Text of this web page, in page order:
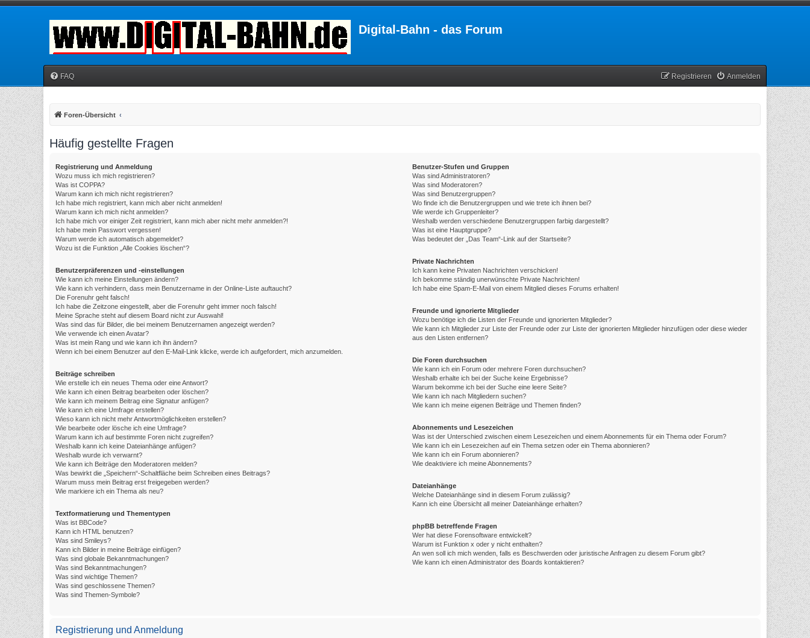
Digital-Bahn - das Forum
FAQ Anmelden
Registrieren
Foren-Übersicht
Häufig gestellte Fragen
Registrierung und Anmeldung
Wozu muss ich mich registrieren?
Was ist COPPA?
Warum kann ich mich nicht registrieren?
Ich habe mich registriert, kann mich aber nicht anmelden!
Warum kann ich mich nicht anmelden?
Ich habe mich vor einiger Zeit registriert, kann mich aber nicht mehr anmelden?!
Ich habe mein Passwort vergessen!
Warum werde ich automatisch abgemeldet?
Wozu ist die Funktion „Alle Cookies löschen“?
Benutzerpräferenzen und -einstellungen
Wie kann ich meine Einstellungen ändern?
Wie kann ich verhindern, dass mein Benutzername in der Online-Liste auftaucht?
Die Forenuhr geht falsch!
Ich habe die Zeitzone eingestellt, aber die Forenuhr geht immer noch falsch!
Meine Sprache steht auf diesem Board nicht zur Auswahl!
Was sind das für Bilder, die bei meinem Benutzernamen angezeigt werden?
Wie verwende ich einen Avatar?
Was ist mein Rang und wie kann ich ihn ändern?
Wenn ich bei einem Benutzer auf den E-Mail-Link klicke, werde ich aufgefordert, mich anzumelden.
Beiträge schreiben
Wie erstelle ich ein neues Thema oder eine Antwort?
Wie kann ich einen Beitrag bearbeiten oder löschen?
Wie kann ich meinem Beitrag eine Signatur anfügen?
Wie kann ich eine Umfrage erstellen?
Wieso kann ich nicht mehr Antwortmöglichkeiten erstellen?
Wie bearbeite oder lösche ich eine Umfrage?
Warum kann ich auf bestimmte Foren nicht zugreifen?
Weshalb kann ich keine Dateianhänge anfügen?
Weshalb wurde ich verwarnt?
Wie kann ich Beiträge den Moderatoren melden?
Was bewirkt die „Speichern“-Schaltfläche beim Schreiben eines Beitrags?
Warum muss mein Beitrag erst freigegeben werden?
Wie markiere ich ein Thema als neu?
Textformatierung und Thementypen
Was ist BBCode?
Kann ich HTML benutzen?
Was sind Smileys?
Kann ich Bilder in meine Beiträge einfügen?
Was sind globale Bekanntmachungen?
Was sind Bekanntmachungen?
Was sind wichtige Themen?
Was sind geschlossene Themen?
Was sind Themen-Symbole?
Benutzer-Stufen und Gruppen
Was sind Administratoren?
Was sind Moderatoren?
Was sind Benutzergruppen?
Wo finde ich die Benutzergruppen und wie trete ich ihnen bei?
Wie werde ich Gruppenleiter?
Weshalb werden verschiedene Benutzergruppen farbig dargestellt?
Was ist eine Hauptgruppe?
Was bedeutet der „Das Team“-Link auf der Startseite?
Private Nachrichten
Ich kann keine Privaten Nachrichten verschicken!
Ich bekomme ständig unerwünschte Private Nachrichten!
Ich habe eine Spam-E-Mail von einem Mitglied dieses Forums erhalten!
Freunde und ignorierte Mitglieder
Wozu benötige ich die Listen der Freunde und ignorierten Mitglieder?
Wie kann ich Mitglieder zur Liste der Freunde oder zur Liste der ignorierten Mitglieder hinzufügen oder diese wieder
aus den Listen entfernen?
Die Foren durchsuchen
Wie kann ich ein Forum oder mehrere Foren durchsuchen?
Weshalb erhalte ich bei der Suche keine Ergebnisse?
Warum bekomme ich bei der Suche eine leere Seite?
Wie kann ich nach Mitgliedern suchen?
Wie kann ich meine eigenen Beiträge und Themen finden?
Abonnements und Lesezeichen
Was ist der Unterschied zwischen einem Lesezeichen und einem Abonnements für ein Thema oder Forum?
Wie kann ich ein Lesezeichen auf ein Thema setzen oder ein Thema abonnieren?
Wie kann ich ein Forum abonnieren?
Wie deaktiviere ich meine Abonnements?
Dateianhänge
Welche Dateianhänge sind in diesem Forum zulässig?
Kann ich eine Übersicht all meiner Dateianhänge erhalten?
phpBB betreffende Fragen
Wer hat diese Forensoftware entwickelt?
Warum ist Funktion x oder y nicht enthalten?
An wen soll ich mich wenden, falls es Beschwerden oder juristische Anfragen zu diesem Forum gibt?
Wie kann ich einen Administrator des Boards kontaktieren?
Registrierung und Anmeldung